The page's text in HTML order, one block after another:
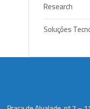
Research
Soluções